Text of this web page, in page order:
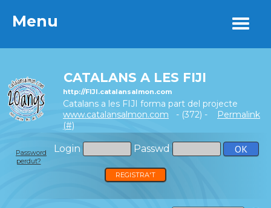
Menu
CATALANS A LES FIJI
http://FIJI.catalansalmon.com
Catalans a les FIJI forma part del projecte
www.catalansalmon.com - (372) -
Permalink
(#)
Login Passwd
Password
perdut?
REGISTRA'T
Menu